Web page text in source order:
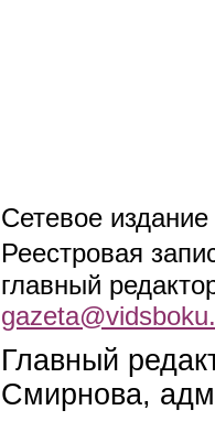
Сетевое
Реестровая
главный
Главный
Смирнова,